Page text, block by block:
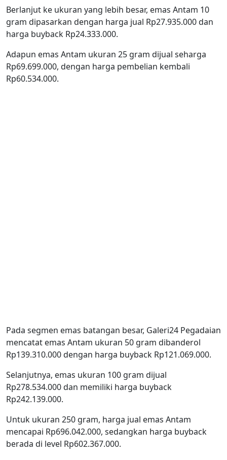
Berlanjut ke ukuran yang lebih besar, emas Antam 10
gram dipasarkan dengan harga jual Rp27.935.000 dan
harga buyback Rp24.333.000.
Adapun emas Antam ukuran 25 gram dijual seharga
Rp69.699.000, dengan harga pembelian kembali
Rp60.534.000.
Pada segmen emas batangan besar, Galeri24 Pegadaian
mencatat emas Antam ukuran 50 gram dibanderol
Rp139.310.000 dengan harga buyback Rp121.069.000.
Selanjutnya, emas ukuran 100 gram dijual
Rp278.534.000 dan memiliki harga buyback
Rp242.139.000.
Untuk ukuran 250 gram, harga jual emas Antam
mencapai Rp696.042.000, sedangkan harga buyback
berada di level Rp602.367.000.